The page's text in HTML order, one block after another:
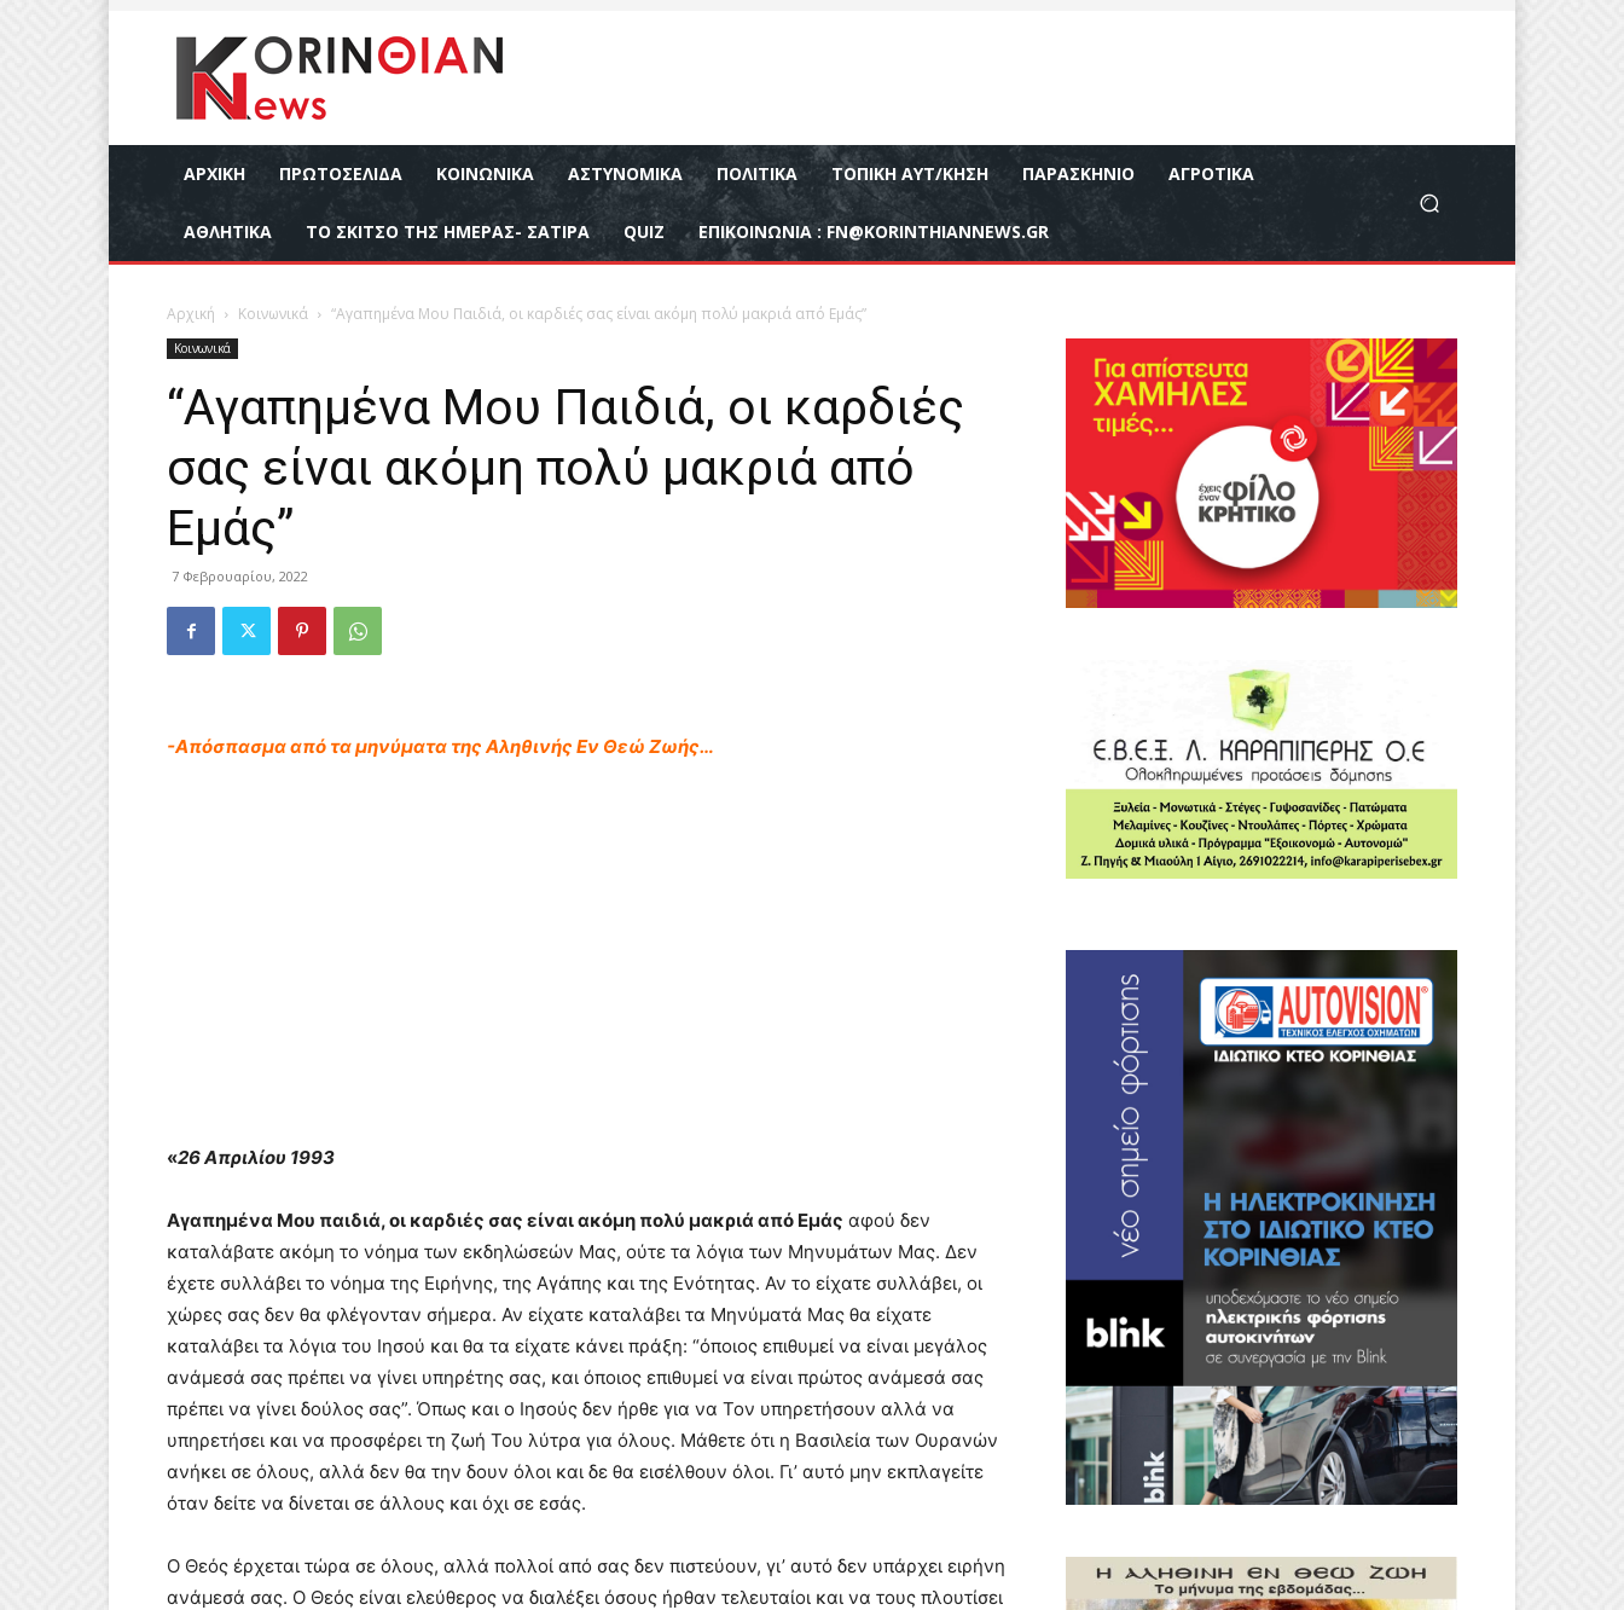
ΑΡΧΙΚΉ ΠΡΩΤΟΣΕΛΙΔΑ ΚΟΙΝΩΝΙΚΆ ΑΣΤΥΝΟΜΙΚΆ ΠΟΛΙΤΙΚΆ ΤΟΠΙΚΉ ΑΥΤ/ΚΗΣΗ ΠΑΡΑΣΚΉΝΙΟ ΑΓΡΟΤΙΚΆ
ΑΘΛΗΤΙΚΆ ΤΟ ΣΚΙΤΣΟ ΤΗΣ ΗΜΕΡΑΣ- ΣΑΤΙΡΑ QUIZ ΕΠΙΚΟΙΝΩΝΊΑ : FN@KORINTHIANNEWS.GR
Αρχική Κοινωνικά “Αγαπημένα Μου Παιδιά, οι καρδιές σας είναι ακόμη πολύ μακριά από Εμάς”
Κοινωνικά
“Αγαπημένα Μου Παιδιά, οι καρδιές
σας είναι ακόμη πολύ μακριά από
Εμάς”
7 Φεβρουαρίου, 2022
-Απόσπασμα από τα μηνύματα της Αληθινής Εν Θεώ Ζωής…
«26 Απριλίου 1993
Αγαπημένα Μου παιδιά, οι καρδιές σας είναι ακόμη πολύ μακριά από Εμάς αφού δεν
καταλάβατε ακόμη το νόημα των εκδηλώσεών Μας, ούτε τα λόγια των Μηνυμάτων Μας. Δεν
έχετε συλλάβει το νόημα της Ειρήνης, της Αγάπης και της Ενότητας. Αν το είχατε συλλάβει, οι
χώρες σας δεν θα φλέγονταν σήμερα. Αν είχατε καταλάβει τα Μηνύματά Μας θα είχατε
καταλάβει τα λόγια του Ιησού και θα τα είχατε κάνει πράξη: “όποιος επιθυμεί να είναι μεγάλος
ανάμεσά σας πρέπει να γίνει υπηρέτης σας, και όποιος επιθυμεί να είναι πρώτος ανάμεσά σας
πρέπει να γίνει δούλος σας”. Όπως και ο Ιησούς δεν ήρθε για να Τον υπηρετήσουν αλλά να
υπηρετήσει και να προσφέρει τη ζωή Του λύτρα για όλους. Μάθετε ότι η Βασιλεία των Ουρανών
ανήκει σε όλους, αλλά δεν θα την δουν όλοι και δε θα εισέλθουν όλοι. Γι’ αυτό μην εκπλαγείτε
όταν δείτε να δίνεται σε άλλους και όχι σε εσάς.
Ο Θεός έρχεται τώρα σε όλους, αλλά πολλοί από σας δεν πιστεύουν, γι’ αυτό δεν υπάρχει ειρήνη
ανάμεσά σας. Ο Θεός είναι ελεύθερος να διαλέξει όσους ήρθαν τελευταίοι και να τους πλουτίσει